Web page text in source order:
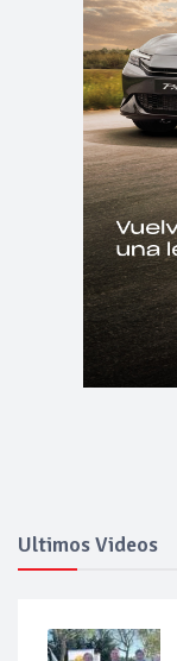
Ultimos Videos